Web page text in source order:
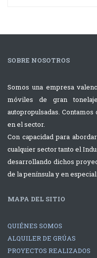
SOBRE NOSOTROS
Somos una empresa
móviles de gran
autopropulsadas.
en el sector.
Con capacidad para
cualquier sector tanto el
desarrollando dichos
de la península y en
MAPA DEL SITIO
QUIÉNES SOMOS
ALQUILER DE GRÚAS
PROYECTOS REALIZADOS